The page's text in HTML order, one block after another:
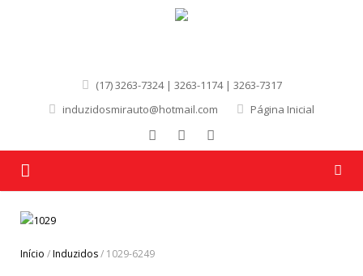
(17) 3263-7324 | 3263-1174 | 3263-7317
induzidosmirauto@hotmail.com
Página Inicial
Quem Somos
Início /Induzidos/ 1029-6249